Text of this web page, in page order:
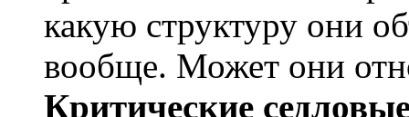
какую структуру они
вообще. Может они
Критические